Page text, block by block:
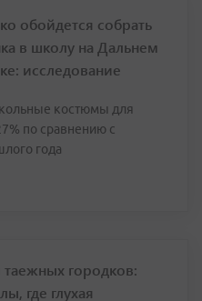
обойдется собрать
в школу на Дальнем
исследование
костюмы для
по сравнению с
года
таежных городков:
где глухая